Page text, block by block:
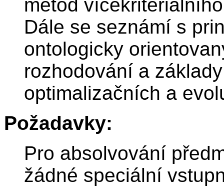
metod
Dále se seznámí s
ontologicky
rozhodování a
optimalizačních a
Požadavky:
Pro absolvování
žádné speciální